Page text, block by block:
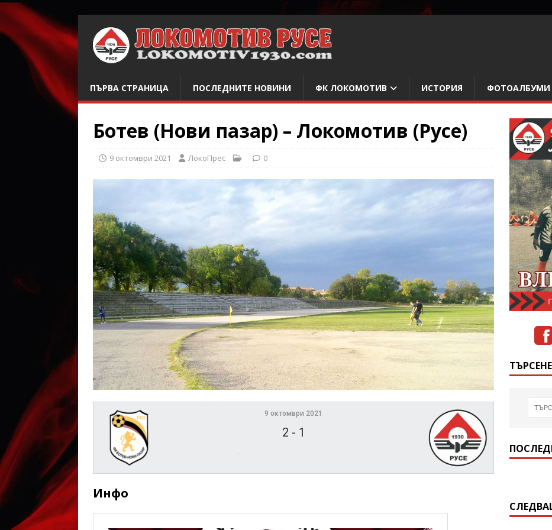
ПЪРВА СТРАНИЦА ПОСЛЕДНИТЕ НОВИНИ ФК ЛОКОМОТИВ ИСТОРИЯ ФОТОАЛБУМИ
Ботев (Нови пазар) – Локомотив (Русе)
9 октомври 2021 ЛокоПрес 0
9 октомври 2021
2 - 1
Инфо